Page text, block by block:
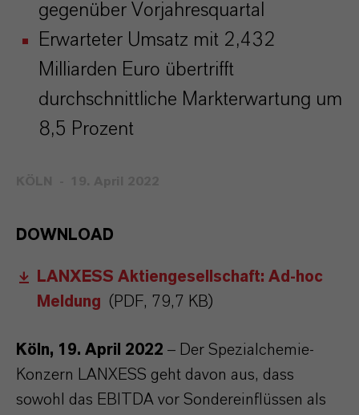
gegenüber Vorjahresquartal
Erwarteter Umsatz mit 2,432
Milliarden Euro übertrifft
durchschnittliche Markterwartung um
8,5 Prozent
DOWNLOAD
LANXESS Aktiengesellschaft: Ad-hoc
Meldung (PDF, 79,7 KB)
Köln, 19. April 2022 – Der Spezialchemie-
Konzern LANXESS geht davon aus, dass
sowohl das EBITDA vor Sondereinflüssen als